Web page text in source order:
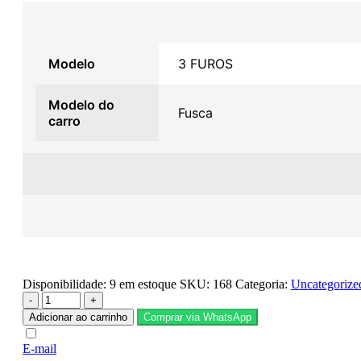
Modelo 3 FUROS
Modelo do
carro
Fusca
Disponibilidade: 9 em estoque SKU: 168 Categoria:
-
+
Adicionar ao carrinho
Comprar via WhatsApp
E-mail